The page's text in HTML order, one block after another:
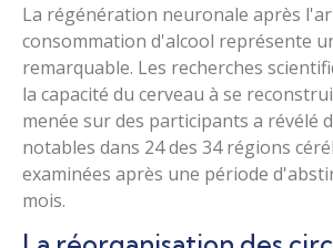
La régénération neuronale après
consommation d'alcool représente
remarquable. Les recherches
la capacité du cerveau à se
menée sur des participants a révélé
notables dans 24 des 34 régions
examinées après une période
mois.